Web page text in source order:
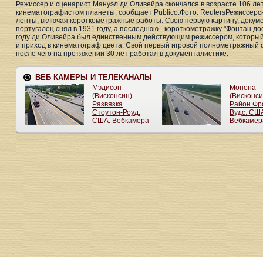
Режиссер и сценарист Мануэл ди Оливейра скончался в возрасте 106
кинематографистом планеты, сообщает Publico.Фото:
ленты, включая короткометражные работы. Свою первую картину,
португалец снял в 1931 году, а последнюю - короткометражку "Фонтан
году ди Оливейра был единственным действующим режиссером,
и приход в кинематограф цвета. Свой первый игровой
после чего на протяжении 30 лет работал в документалистике.